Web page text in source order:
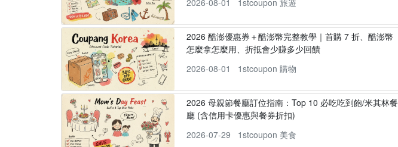
2026-08-01
1stcoupon 旅遊
2026 酷澎優惠券＋酷澎幣完整教學｜首購 7 折、酷澎幣
怎麼拿怎麼用、折抵會少賺多少回饋
2026-08-01
1stcoupon 購物
2026 母親節餐廳訂位指南：Top 10 必吃吃到飽/米其林餐
廳 (含信用卡優惠與餐券折扣)
2026-07-29
1stcoupon 美食